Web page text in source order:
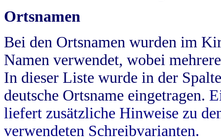
Ortsnamen
Bei den Ortsnamen wurden im
Namen verwendet, wobei
In dieser Liste wurde in der
deutsche Ortsname eingetragen.
liefert zusätzliche Hinweise zu
verwendeten Schreibvarianten.